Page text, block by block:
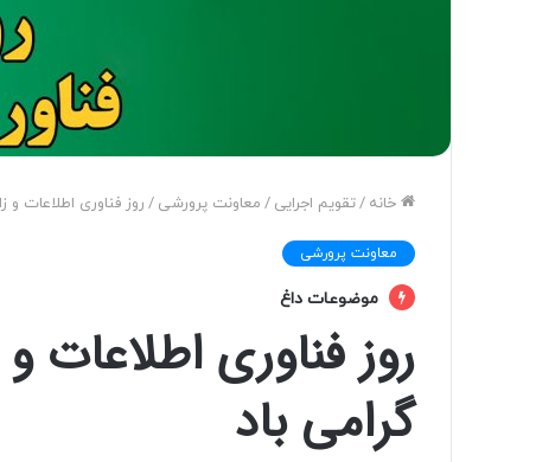
خانه /تقویم اجرایی / معاونت پرورشی / روز فناوری اطلاعات و
معاونت پرورشی
موضوعات داغ
روز فناوری اطلاعات
گرامی باد